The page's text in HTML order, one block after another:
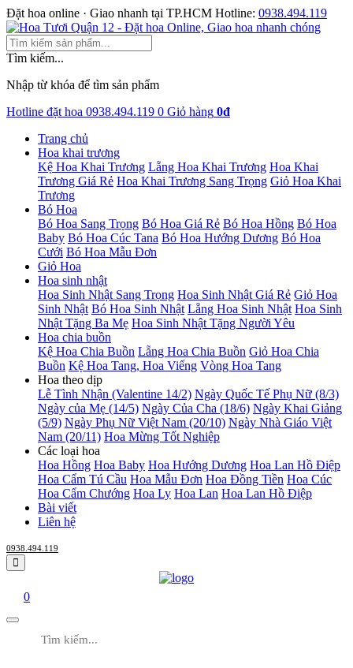
Đặt hoa online · Giao nhanh tại TP.HCM Hotline: 0938.494.119
Tìm kiếm...
Nhập từ khóa để tìm sản phẩm
Hotline đặt hoa 0938.494.119 0 Giỏ hàng 0đ
Trang chủ
Hoa khai trương
Kệ Hoa Khai Trương Lẵng Hoa Khai Trương Hoa Khai
Trương Giá Rẻ Hoa Khai Trương Sang Trọng Giỏ Hoa Khai
Trương
Bó Hoa
Bó Hoa Sang Trọng Bó Hoa Giá Rẻ Bó Hoa Hồng Bó Hoa
Baby Bó Hoa Cúc Tana Bó Hoa Hướng Dương Bó Hoa
Cưới Bó Hoa Mẫu Đơn
Giỏ Hoa
Hoa sinh nhật
Hoa Sinh Nhật Sang Trọng Hoa Sinh Nhật Giá Rẻ Giỏ Hoa
Sinh Nhật Bó Hoa Sinh Nhật Lẵng Hoa Sinh Nhật Hoa Sinh
Nhật Tặng Ba Mẹ Hoa Sinh Nhật Tặng Người Yêu
Hoa chia buồn
Kệ Hoa Chia Buồn Lẵng Hoa Chia Buồn Giỏ Hoa Chia
Buồn Kệ Hoa Tang, Hoa Viếng Vòng Hoa Tang
Hoa theo dịp
Lễ Tình Nhận (Valentine 14/2) Ngày Quốc Tế Phụ Nữ (8/3)
Ngày của Mẹ (14/5) Ngày Của Cha (18/6) Ngày Khai Giảng
(5/9) Ngày Phụ Nữ Việt Nam (20/10) Ngày Nhà Giáo Việt
Nam (20/11) Hoa Mừng Tốt Nghiệp
Các loại hoa
Hoa Hồng Hoa Baby Hoa Hướng Dương Hoa Lan Hồ Điệp
Hoa Cẩm Tú Cầu Hoa Mẫu Đơn Hoa Đồng Tiền Hoa Cúc
Hoa Cẩm Chướng Hoa Ly Hoa Lan Hoa Lan Hồ Điệp
Bài viết
Liên hệ
0938.494.119
0